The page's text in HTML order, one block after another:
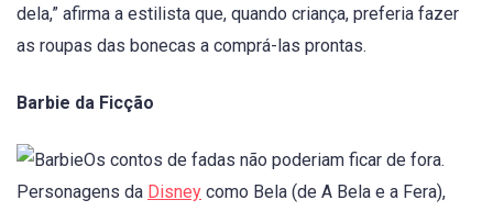
dela,” afirma a estilista que, quando criança, preferia fazer
as roupas das bonecas a comprá-las prontas.
Barbie da Ficção
Os contos de fadas não poderiam ficar de fora.
Personagens da Disney como Bela (de A Bela e a Fera),